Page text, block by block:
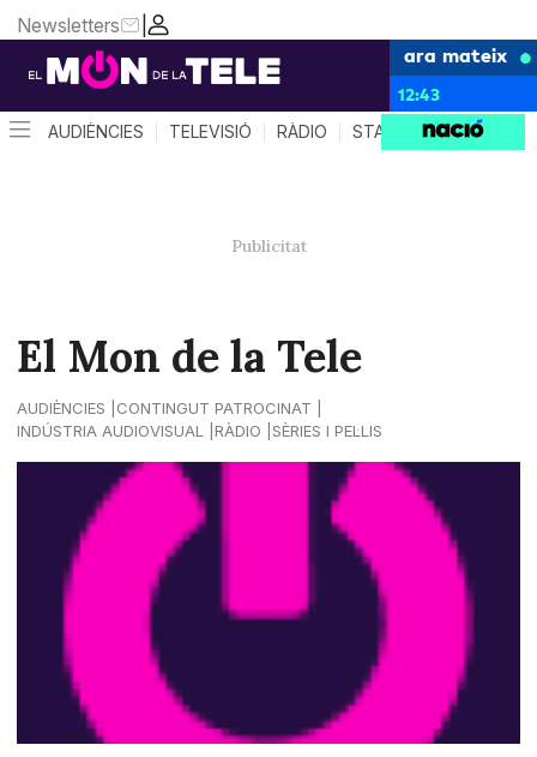
|
Newsletters
ara mateix
12:43
AUDIÈNCIES TELEVISIÓ RÀDIO STAR SYSTEM
El Mon de la Tele
AUDIÈNCIES
CONTINGUT PATROCINAT
INDÚSTRIA AUDIOVISUAL
RÀDIO SÈRIES I PEL·LIS